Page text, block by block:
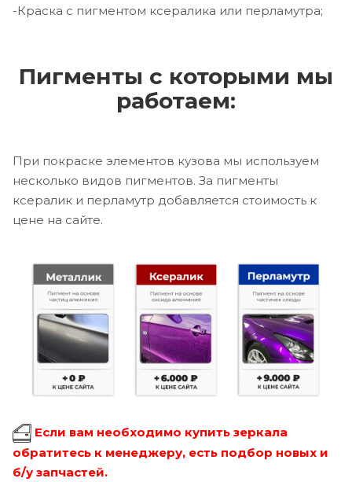
-Краска с пигментом ксералика или перламутра;
Пигменты с которыми мы
работаем:
При покраске элементов кузова мы используем
несколько видов пигментов. За пигменты
ксералик и перламутр добавляется стоимость к
цене на сайте.
Если вам необходимо купить зеркала
обратитесь к менеджеру, есть подбор новых и
б/у запчастей.